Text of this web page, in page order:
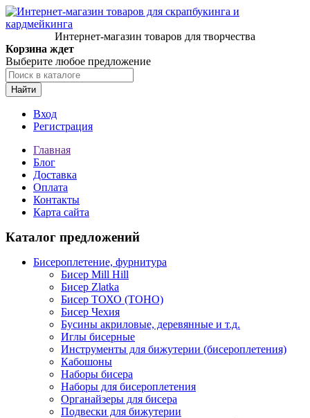
Интернет-магазин товаров для творчества
Корзина ждет
Выберите любое предложение
Найти
Вход
Регистрация
Главная
Блог
Доставка
Оплата
Контакты
Карта сайта
Каталог предложений
Бисероплетение, фурнитура
Бисер Mill Hill
Бисер Zlatka
Бисер ТОХО (TOHO)
Бисер Чехия
Бусины акриловые, деревянные и т.д.
Иглы бисерные
Инструменты для бижутерии (бисероплетения)
Кабошоны
Наборы бисера
Наборы для бисероплетения
Органайзеры для бисера
Подвески для бижутерии